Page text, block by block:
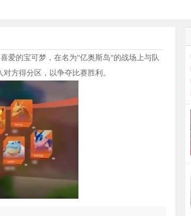
爱的宝可梦，在名为"亿奥斯岛"的战场上与队
方得分区，以争夺比赛胜利。